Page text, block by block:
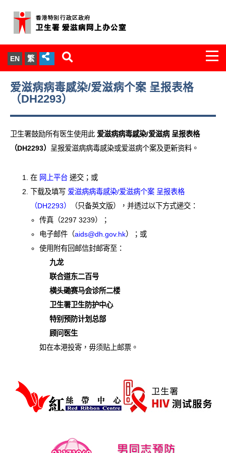
EN 繁
关於我们
文件柜
爱滋病病毒感染与医护人员专家组
爱滋病呈报表格
爱滋病病毒感染/爱滋病个案 呈报表格
（DH2293）
卫生署鼓励所有医生使用此 爱滋病病毒感染/爱滋病 呈报表格
（DH2293） 呈报爱滋病病毒感染或爱滋病个案及更新资料。
在 网上平台 递交；或
下载及填写 爱滋病病毒感染/爱滋病个案 呈报表格
（DH2293）
（只备英文版），并透过以下方式递交：
传真（2297 3239）；
电子邮件（aids@dh.gov.hk）；或
使用附有回邮信封邮寄至：
九龙
联合道东二百号
横头磡赛马会诊所二楼
卫生署卫生防护中心
特别预防计划总部
顾问医生
如在本港投寄，毋须贴上邮票。